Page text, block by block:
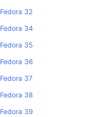
Fedora 32
Fedora 34
Fedora 35
Fedora 36
Fedora 37
Fedora 38
Fedora 39